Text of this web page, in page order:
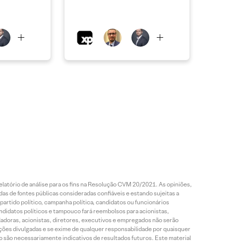
de análise para os fins na Resolução CVM 20/2021. As opiniões,
de fontes públicas consideradas confiáveis e estando sujeitas a
político, campanha política, candidatos ou funcionários
políticos e tampouco fará reembolsos para acionistas,
acionistas, diretores, executivos e empregados não serão
divulgadas e se exime de qualquer responsabilidade por quaisquer
necessariamente indicativos de resultados futuros. Este material